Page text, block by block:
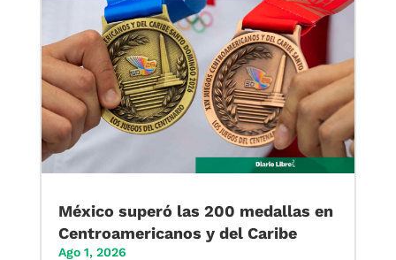
México superó las 200 medallas en
Centroamericanos y del Caribe
Ago 1, 2026